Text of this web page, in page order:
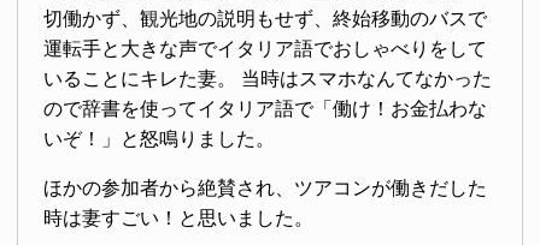
切働かず、観光地の説明もせず、終始移動のバスで
運転手と大きな声でイタリア語でおしゃべりをして
いることにキレた妻。 当時はスマホなんてなかった
ので辞書を使ってイタリア語で「働け！お金払わな
いぞ！」と怒鳴りました。
ほかの参加者から絶賛され、ツアコンが働きだした
時は妻すごい！と思いました。